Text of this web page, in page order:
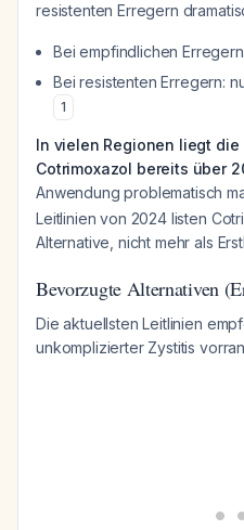
resistenten Erregern
Bei empfindlichen
Bei resistenten Erregern:
1
In vielen Regionen liegt
Cotrimoxazol bereits über
Anwendung problematisch
Leitlinien von 2024 listen
Alternative, nicht mehr als
Bevorzugte Alternativen
Die aktuellsten Leitlinien
unkomplizierter Zystitis